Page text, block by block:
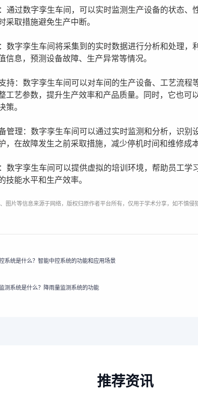
通过数字孪生车间，可以实时监测生产设备的状态、
采取措施避免生产中断。
数字孪生车间将采集到的实时数据进行分析和处理，
信息，预测设备故障、生产异常等情况。
持：数字孪生车间可以对车间的生产设备、工艺流程
工艺参数，提升生产效率和产品质量。同时，它也可
策。
管理：数字孪生车间可以通过实时监测和分析，识别
，在故障发生之前采取措施，减少停机时间和维修成本
数字孪生车间可以提供虚拟的培训环境，帮助员工学
技能水平和生产效率。
图片等信息来源于网络，版权归原作者平台所有，仅用于学术分享，如不慎侵
系统是什么？智能中控系统的功能和应用场景
测系统是什么？降雨量监测系统的功能
推荐资讯